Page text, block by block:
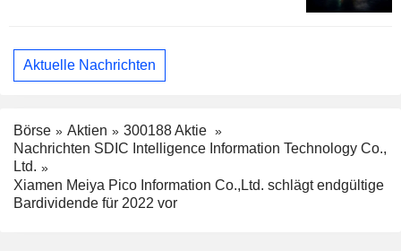
Aktuelle Nachrichten
Börse Aktien
300188 Aktie
Nachrichten SDIC Intelligence Information Technology Co.,
Ltd.
Xiamen Meiya Pico Information Co.,Ltd. schlägt endgültige
Bardividende für 2022 vor